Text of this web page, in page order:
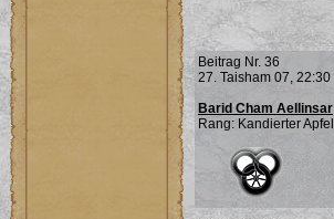
Beitrag Nr. 36
27. Taisham 07, 22:30
Barid Cham Aellinsar
Rang: Kandierter Apfel